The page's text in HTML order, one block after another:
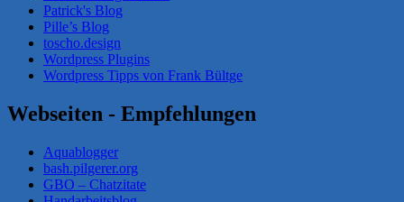
Patrick's Blog
Pille’s Blog
toscho.design
Wordpress Plugins
Wordpress Tipps von Frank Bültge
Webseiten - Empfehlungen
Aquablogger
bash.pilgerer.org
GBO – Chatzitate